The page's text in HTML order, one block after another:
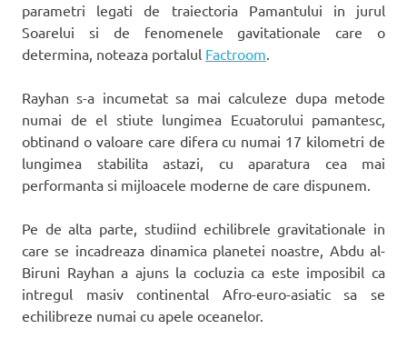
parametri legati de traiectoria Pamantului in jurul
Soarelui si de fenomenele gavitationale care o
determina, noteaza portalul Factroom.
Rayhan s-a incumetat sa mai calculeze dupa metode
numai de el stiute lungimea Ecuatorului pamantesc,
obtinand o valoare care difera cu numai 17 kilometri de
lungimea stabilita astazi, cu aparatura cea mai
performanta si mijloacele moderne de care dispunem.
Pe de alta parte, studiind echilibrele gravitationale in
care se incadreaza dinamica planetei noastre, Abdu al-
Biruni Rayhan a ajuns la cocluzia ca este imposibil ca
intregul masiv continental Afro-euro-asiatic sa se
echilibreze numai cu apele oceanelor.